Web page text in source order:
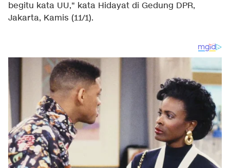
begitu kata UU," kata Hidayat di Gedung DPR,
Jakarta, Kamis (11/1).